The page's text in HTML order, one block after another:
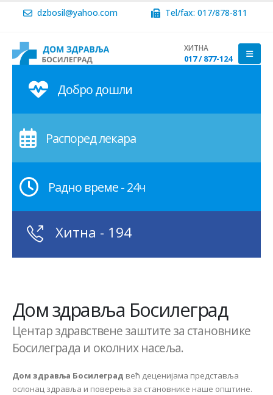
dzbosil@yahoo.com Tel/fax: 017/878-811
ХИТНА
017 / 877-124
Добро дошли
Распоред лекара
Радно време - 24ч
Хитна - 194
Дом здравља Босилеград
Центар здравствене заштите за становнике
Босилеграда и околних насеља.
Дом здравља Босилеград већ деценијама представља
ослонац здравља и поверења за становнике наше општине.